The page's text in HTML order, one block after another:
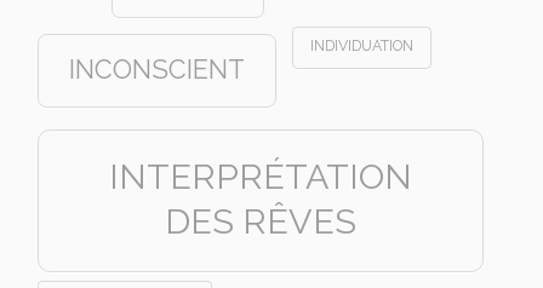
INCONSCIENT
INDIVIDUATION
INTERPRÉTATION
DES RÊVES